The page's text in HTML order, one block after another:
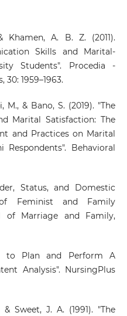
Khamen, A. B. Z. (2011).
Skills and Marital-
Students". Procedia -
1959–1963.
M., & Bano, S. (2019). "The
Marital Satisfaction: The
and Practices on Marital
Behavioral
Status, and Domestic
Feminist and Family
of Marriage and Family,
to Plan and Perform A
Analysis". NursingPlus
Sweet, J. A. (1991). "The